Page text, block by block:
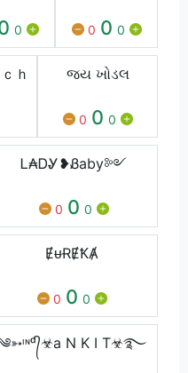
0 0 0 0
ｈ જય ખોડલ
0 0 0
Ꮮ₳ᎠᎽ❥Ᏸaby༻
0 0 0
ɆᵾɌɆꝀȺ
0 0 0
N K I T☣࿐